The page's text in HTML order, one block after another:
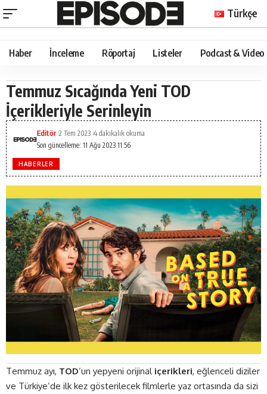
Türkçe
Haber İnceleme Röportaj Listeler Podcast & Video
Temmuz Sıcağında Yeni TOD
İçerikleriyle Serinleyin
Son güncelleme: 11 Ağu 2023 11:56
Editör 2 Tem 2023 4 dakikalık okuma
HABERLER
Temmuz ayı, TOD’un yepyeni orijinal içerikleri, eğlenceli diziler
ve Türkiye’de ilk kez gösterilecek filmlerle yaz ortasında da sizi